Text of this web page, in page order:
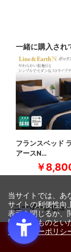
一緒に購入され
フランスベッド
アースN…
￥
ユーザーレビュ
当サイトでは、あ
サイトの利便性向
表示を閉じるか、
同意するものとい
ライバシーポリシ